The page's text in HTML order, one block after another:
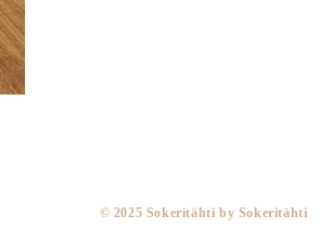
​© 2025 Sokeritähti by Sokeritähti